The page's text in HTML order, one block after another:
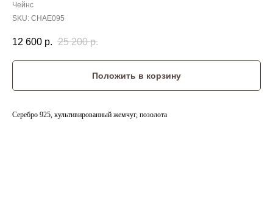
Чейнс
SKU: CHAE095
12 600 р. 25 200 р.
Положить в корзину
Серебро 925, культивированный жемчуг, позолота